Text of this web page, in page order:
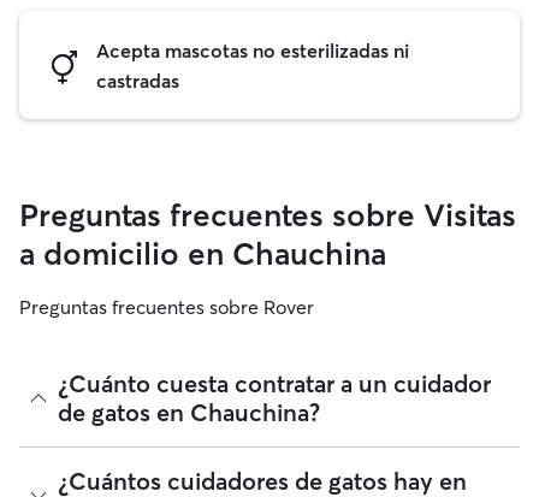
Acepta mascotas no esterilizadas ni
castradas
Preguntas frecuentes sobre Visitas
a domicilio en Chauchina
Preguntas frecuentes sobre Rover
¿Cuánto cuesta contratar a un cuidador
de gatos en Chauchina?
Los cuidadores de gatos de Rover tienen plena libertad para
¿Cuántos cuidadores de gatos hay en